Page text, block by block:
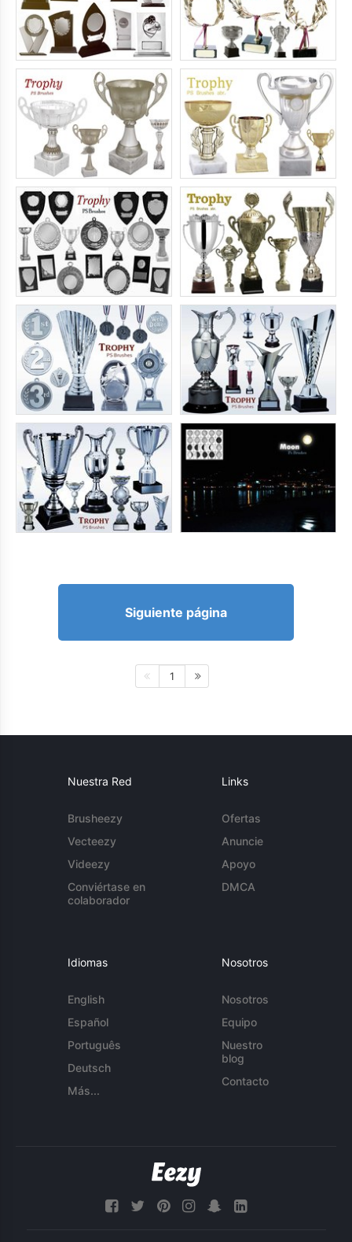
Siguiente página
1
Nuestra Red
Brusheezy
Vecteezy
Videezy
Conviértase en
colaborador
Links
Ofertas
Anuncie
Apoyo
DMCA
Idiomas
English
Español
Português
Deutsch
Más...
Nosotros
Nosotros
Equipo
Nuestro
blog
Contacto